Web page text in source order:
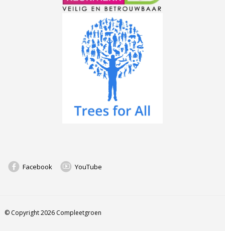
Facebook YouTube
© Copyright 2026 Compleetgroen